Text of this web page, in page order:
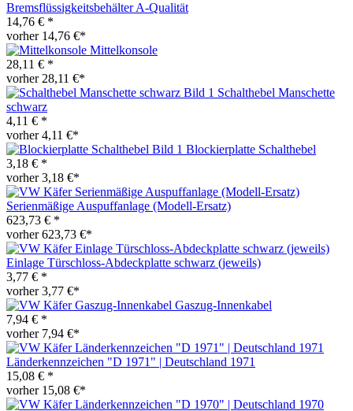
Bremsflüssigkeitsbehälter A-Qualität
14,76 € *
vorher 14,76 €*
Mittelkonsole
28,11 € *
vorher 28,11 €*
Schalthebel Manschette
schwarz
4,11 € *
vorher 4,11 €*
Blockierplatte Schalthebel
3,18 € *
vorher 3,18 €*
Serienmäßige Auspuffanlage (Modell-Ersatz)
623,73 € *
vorher 623,73 €*
Einlage Türschloss-Abdeckplatte schwarz (jeweils)
3,77 € *
vorher 3,77 €*
Gaszug-Innenkabel
7,94 € *
vorher 7,94 €*
Länderkennzeichen "D 1971" | Deutschland 1971
15,08 € *
vorher 15,08 €*